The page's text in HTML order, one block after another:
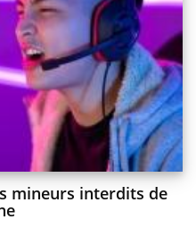
mineurs interdits de